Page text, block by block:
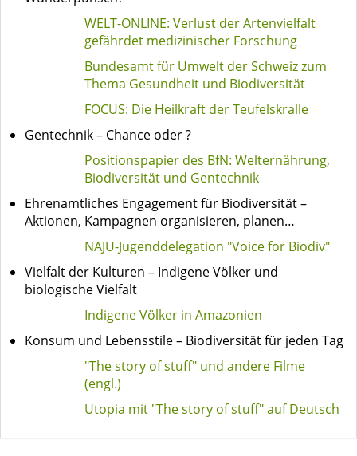
WELT-ONLINE: Verlust der Artenvielfalt
gefährdet medizinischer Forschung
Bundesamt für Umwelt der Schweiz zum
Thema Gesundheit und Biodiversität
FOCUS: Die Heilkraft der Teufelskralle
Gentechnik – Chance oder ?
Positionspapier des BfN: Welternährung,
Biodiversität und Gentechnik
Ehrenamtliches Engagement für Biodiversität –
Aktionen, Kampagnen organisieren, planen…
NAJU-Jugenddelegation "Voice for Biodiv"
Vielfalt der Kulturen – Indigene Völker und
biologische Vielfalt
Indigene Völker in Amazonien
Konsum und Lebensstile – Biodiversität für jeden Tag
"The story of stuff" und andere Filme
(engl.)
Utopia mit "The story of stuff" auf Deutsch